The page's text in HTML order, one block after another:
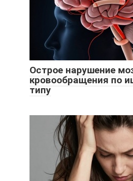
Острое нарушение
кровообращения по
типу